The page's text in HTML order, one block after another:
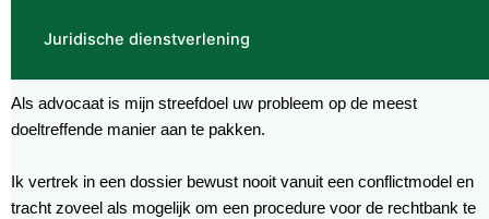
Juridische dienstverlening
Als advocaat is mijn streefdoel uw probleem op de meest
doeltreffende manier aan te pakken.
Ik vertrek in een dossier bewust nooit vanuit een conflictmodel en
tracht zoveel als mogelijk om een procedure voor de rechtbank te